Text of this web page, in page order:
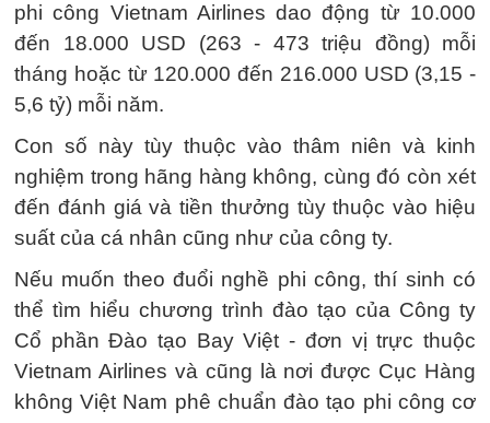
phi công Vietnam Airlines dao động từ 10.000
đến 18.000 USD (263 - 473 triệu đồng) mỗi
tháng hoặc từ 120.000 đến 216.000 USD (3,15 -
5,6 tỷ) mỗi năm.
Con số này tùy thuộc vào thâm niên và kinh
nghiệm trong hãng hàng không, cùng đó còn xét
đến đánh giá và tiền thưởng tùy thuộc vào hiệu
suất của cá nhân cũng như của công ty.
Nếu muốn theo đuổi nghề phi công, thí sinh có
thể tìm hiểu chương trình đào tạo của Công ty
Cổ phần Đào tạo Bay Việt - đơn vị trực thuộc
Vietnam Airlines và cũng là nơi được Cục Hàng
không Việt Nam phê chuẩn đào tạo phi công cơ